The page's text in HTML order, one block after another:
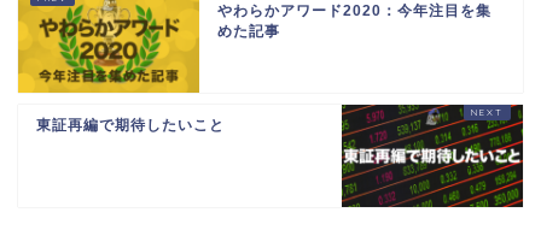
やわらかアワード2020：今年注目を集
めた記事
東証再編で期待したいこと